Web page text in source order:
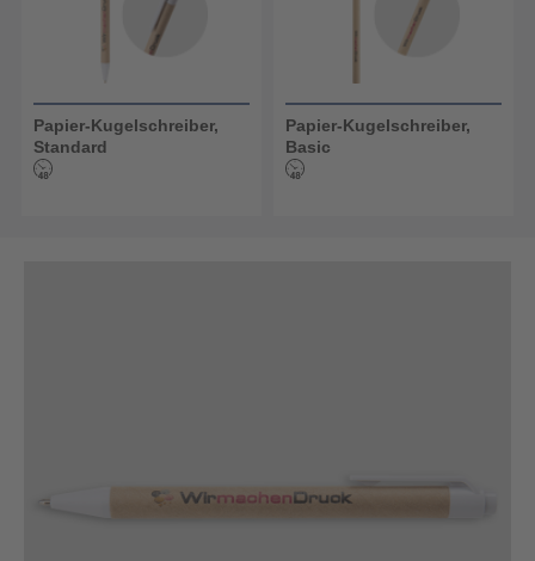
Papier-Kugelschreiber,
Standard
Papier-Kugelschreiber,
Basic